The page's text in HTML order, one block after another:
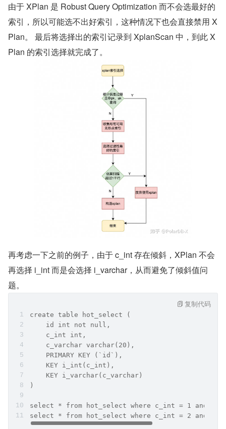
由于 XPlan 是 Robust Query Optimization 而不会选最好的
索引，所以可能选不出好索引，这种情况下也会直接禁用 X
Plan。 最后将选择出的索引记录到 XplanScan 中，到此 X
Plan 的索引选择就完成了。
再考虑一下之前的例子，由于 c_int 存在倾斜，XPlan 不会
再选择 i_int 而是会选择 i_varchar，从而避免了倾斜值问
题。
create table hot_select (
    id int not null,
    c_int int,
    c_varchar varchar(20),
    PRIMARY KEY (`id`),
    KEY i_int(c_int),
    KEY i_varchar(c_varchar)
)
select * from hot_select where c_int = 1 and
select * from hot_select where c_int = 2 and
复制代码